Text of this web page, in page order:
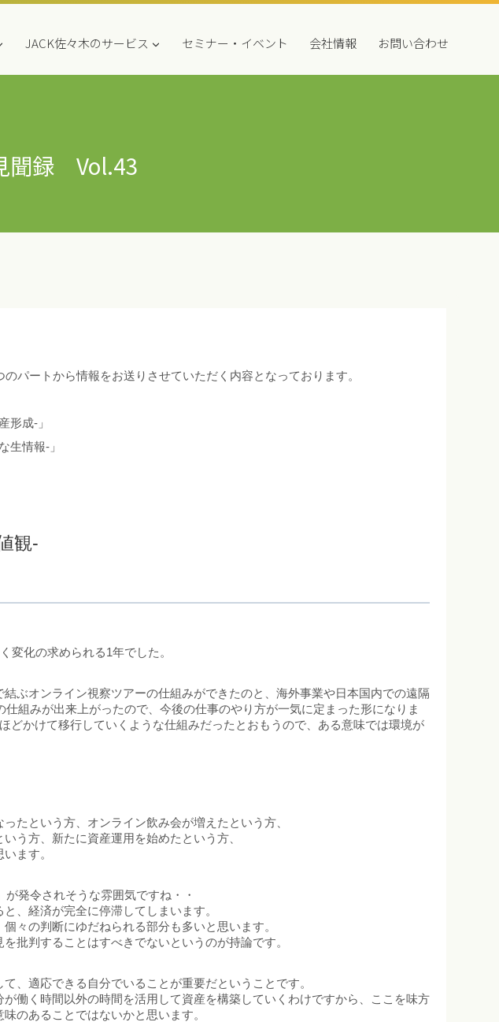
JACK佐々木のサービス セミナー・イベント 会社情報 お問い合わせ
聞録 Vol.43
パートから情報をお送りさせていただく内容となっております。
形成-」
生情報-」
観-
変化の求められる1年でした。
ぶオンライン視察ツアーの仕組みができたのと、海外事業や日本国内での遠隔
組みが出来上がったので、今後の仕事のやり方が一気に定まった形になりま
どかけて移行していくような仕組みだったとおもうので、ある意味では環境が
たという方、オンライン飲み会が増えたという方、
う方、新たに資産運用を始めたという方、
ます。
発令されそうな雰囲気ですね・・
、経済が完全に停滞してしまいます。
々の判断にゆだねられる部分も多いと思います。
批判することはすべきでないというのが持論です。
、適応できる自分でいることが重要だということです。
働く時間以外の時間を活用して資産を構築していくわけですから、ここを味方
のあることではないかと思います。